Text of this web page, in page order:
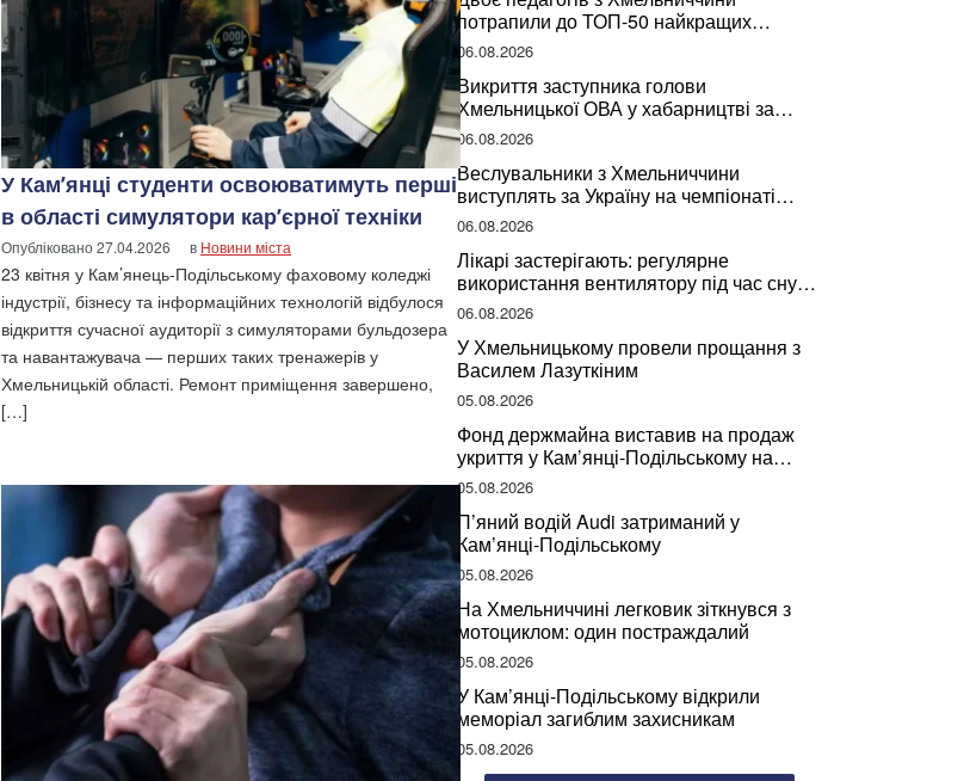
У Кам’янці студенти освоюватимуть перші
в області симулятори кар’єрної техніки
Опубліковано27.04.2026 в Новини міста
23 квітня у Кам’янець-Подільському фаховому коледжі
індустрії, бізнесу та інформаційних технологій відбулося
відкриття сучасної аудиторії з симуляторами бульдозера
та навантажувача — перших таких тренажерів у
Хмельницькій області. Ремонт приміщення завершено,
[…]
потрапили до ТОП-50 найкращих
учителів України
06.08.2026
Викриття заступника голови
Хмельницької ОВА у хабарництві за
підписання контрактів на ремонт доріг
06.08.2026
Веслувальники з Хмельниччини
виступлять за Україну на чемпіонаті
світу
06.08.2026
Лікарі застерігають: регулярне
використання вентилятору під час сну
може негативно вплинути на ваше
здоров’я
06.08.2026
У Хмельницькому провели прощання з
Василем Лазуткіним
05.08.2026
Фонд держмайна виставив на продаж
укриття у Кам’янці-Подільському на
Хмельниччині
05.08.2026
П’яний водій Audi затриманий у
Кам’янці-Подільському
05.08.2026
На Хмельниччині легковик зіткнувся з
мотоциклом: один постраждалий
05.08.2026
У Кам’янці-Подільському відкрили
меморіал загиблим захисникам
05.08.2026